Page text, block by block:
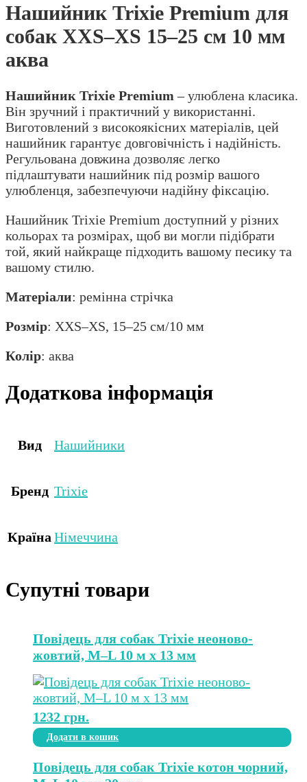
Нашийник Trixie Premium для
собак XXS–XS 15–25 см 10 мм
аква
Нашийник Trixie Premium– улюблена класика.
Він зручний і практичний у використанні.
Виготовлений з високоякісних матеріалів, цей
нашийник гарантує довговічність і надійність.
Регульована довжина дозволяє легко
підлаштувати нашийник під розмір вашого
улюбленця, забезпечуючи надійну фіксацію.
Нашийник Trixie Premium доступний у різних
кольорах та розмірах, щоб ви могли підібрати
той, який найкраще підходить вашому песику та
вашому стилю.
Матеріали: ремінна стрічка
Розмір: XXS–XS, 15–25 см/10 мм
Колір: аква
Додаткова інформація
Вид Нашийники
Бренд Trixie
Країна Німеччина
Супутні товари
Повідець для собак Trixie неоново-
жовтий, M–L 10 м х 13 мм
1232 грн.
Додати в кошик
Повідець для собак Trixie котон чорний,